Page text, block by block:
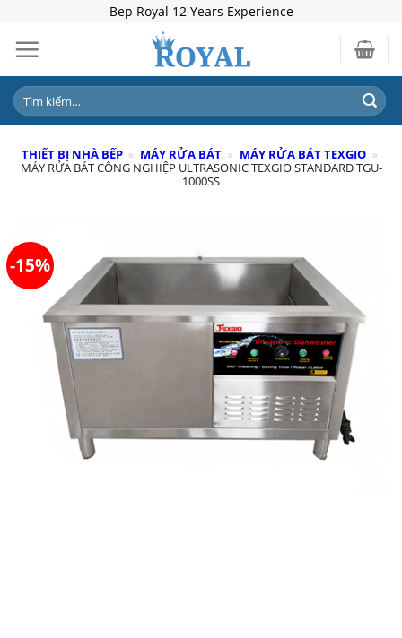
content
Bep Royal 12 Years Experience
Tìm
kiếm:
THIẾT BỊ NHÀ BẾP » MÁY RỬA BÁT » MÁY RỬA BÁT TEXGIO »
MÁY RỬA BÁT CÔNG NGHIỆP ULTRASONIC TEXGIO STANDARD TGU-
1000SS
-15%